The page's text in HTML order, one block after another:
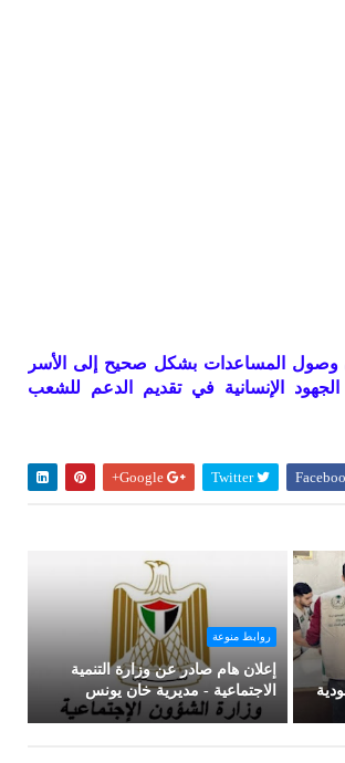
وصول المساعدات بشكل صحيح إلى الأسر
الإنسانية في تقديم الدعم للشعب
Twitter
Google+
روابط منوعة
إعلان هام صادر عن وزارة التنمية
الاجتماعية - مديرية خان يونس